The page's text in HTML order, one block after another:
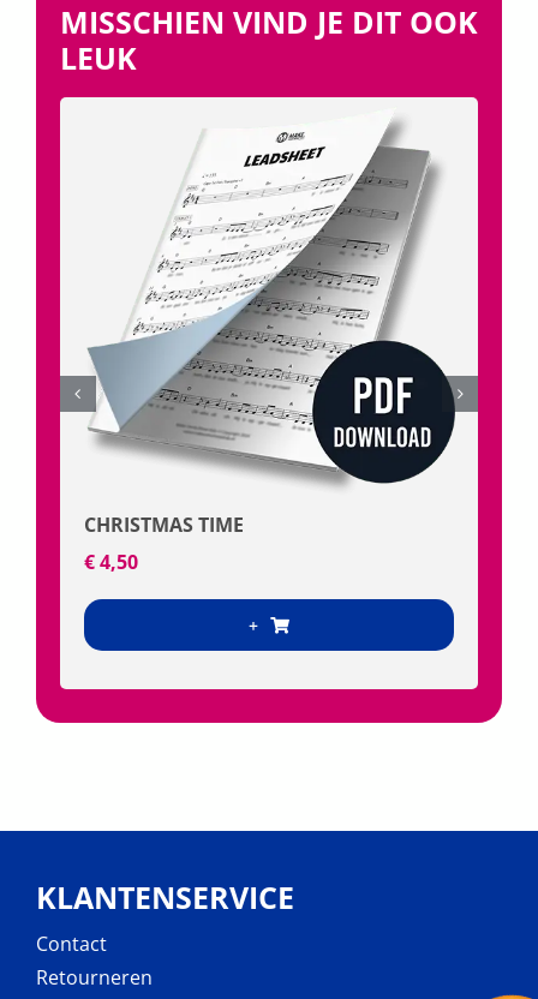
MISSCHIEN VIND JE DIT OOK
LEUK
MSNK6 INSTRUMENTAAL (MP3)
€29,95
KLANTENSERVICE
Contact
Retourneren